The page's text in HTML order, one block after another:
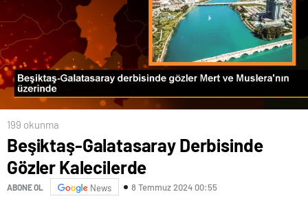
199 okunma
Beşiktaş-Galatasaray Derbisinde
Gözler Kalecilerde
ABONE OL News 8 Temmuz 2024 00:55